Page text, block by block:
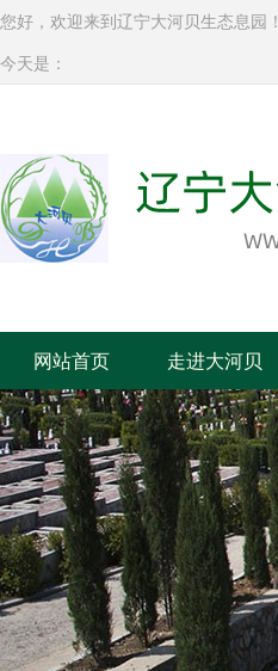
您好，欢迎来到辽宁大河贝生态息园！
今天是：
网站首页 走进大河贝